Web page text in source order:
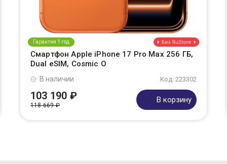
Гарантия 1 год
Смартфон Apple iPhone 17 Pro Max 256 ГБ,
Dual eSIM, Cosmic O
Код: 223302
В наличии
103 190 ₽
118 669 ₽
В корзину